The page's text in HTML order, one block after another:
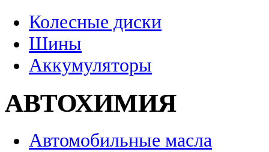
Колесные диски
Шины
Аккумуляторы
АВТОХИМИЯ
Автомобильные масла